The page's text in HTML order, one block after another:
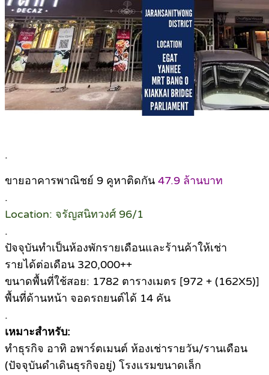
.
ขายอาคารพาณิชย์ 9 คูหาติดกัน 47.9 ล้านบาท
.
Location: จรัญสนิทวงศ์ 96/1
.
ปัจจุบันทำเป็นห้องพักรายเดือนและร้านค้าให้เช่า
รายได้ต่อเดือน 320,000++
ขนาดพื้นที่ใช้สอย: 1782 ตารางเมตร [972 + (162X5)]
พื้นที่ด้านหน้า จอดรถยนต์ได้ 14 คัน
.
เหมาะสำหรับ:
ทำธุรกิจ อาทิ อพาร์ตเมนต์ ห้องเช่ารายวัน/รานเดือน
(ปัจจุบันดำเดินธุรกิจอยู่)​ โรงแรมขนาดเล็ก